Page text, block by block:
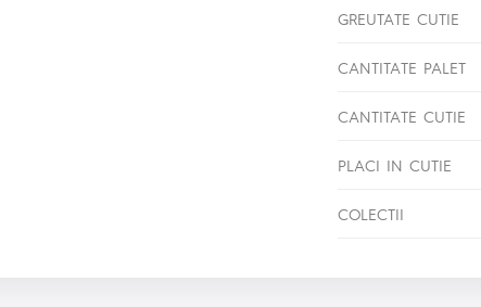
GREUTATE CUTIE
CANTITATE PALET
CANTITATE CUTIE
PLACI IN CUTIE
COLECTII